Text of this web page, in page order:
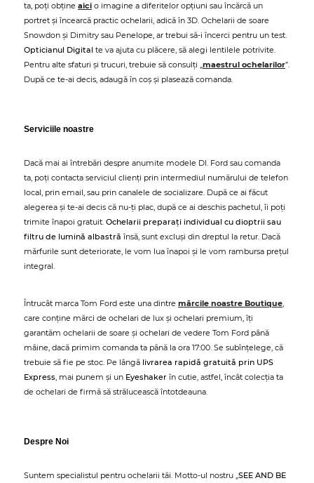
ta, poți obține aici o imagine a diferitelor opțiuni sau încărcă un
portret și încearcă practic ochelarii, adică în 3D. Ochelarii de soare
Snowdon și Dimitry sau Penelope, ar trebui să-i încerci pentru un test.
Opticianul Digital te va ajuta cu plăcere, să alegi lentilele potrivite.
Pentru alte sfaturi și trucuri, trebuie să consulți „maestrul ochelarilor”.
După ce te-ai decis, adaugă în coș și plasează comanda.
Serviciile noastre
Dacă mai ai întrebări despre anumite modele Dl. Ford sau comanda
ta, poți contacta serviciul clienți prin intermediul numărului de telefon
local, prin email, sau prin canalele de socializare. După ce ai făcut
alegerea și te-ai decis că nu-ți plac, după ce ai deschis pachetul, îi poți
trimite înapoi gratuit. Ochelarii preparați individual cu dioptrii sau
filtru de lumină albastră însă, sunt excluși din dreptul la retur. Dacă
mărfurile sunt deteriorate, le vom lua înapoi și le vom rambursa prețul
integral.
Întrucât marca Tom Ford este una dintre mărcile noastre Boutique,
care conține mărci de ochelari de lux și ochelari premium, îți
garantăm ochelarii de soare și ochelari de vedere Tom Ford până
mâine, dacă primim comanda ta până la ora 17:00. Se subînțelege, că
trebuie să fie pe stoc. Pe lângă livrarea rapidă gratuită prin UPS
Express, mai punem și un Eyeshaker în cutie, astfel, încât colecția ta
de ochelari de firmă să strălucească întotdeauna.
Despre Noi
Suntem specialistul pentru ochelarii tăi. Motto-ul nostru „SEE AND BE